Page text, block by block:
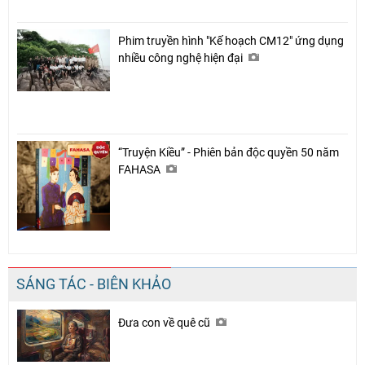
Phim truyền hình "Kế hoạch CM12" ứng dụng
nhiều công nghệ hiện đại
“Truyện Kiều” - Phiên bản độc quyền 50 năm
FAHASA
SÁNG TÁC - BIÊN KHẢO
Đưa con về quê cũ